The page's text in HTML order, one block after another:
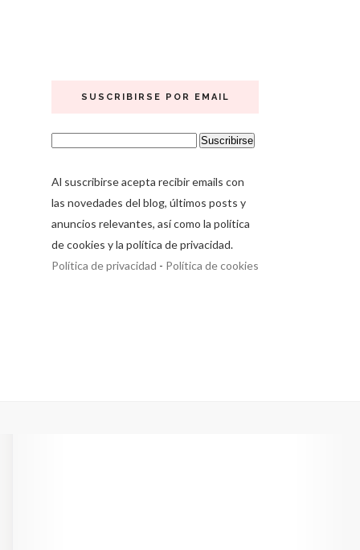
SUSCRIBIRSE POR EMAIL
Al suscribirse acepta recibir emails con
las novedades del blog, últimos posts y
anuncios relevantes, así como la política
de cookies y la política de privacidad.
Política de privacidad - Política de cookies